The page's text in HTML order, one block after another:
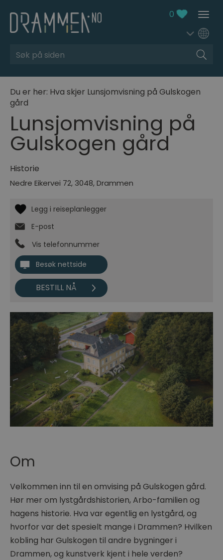
0
Søk
Du er her: Hva skjer Lunsjomvisning på Gulskogen
gård
Lunsjomvisning på
Gulskogen gård
Historie
Nedre Eikervei 72, 3048,Drammen
E-post
Vis telefonnummer
Besøk nettside
Om
Velkommen inn til en omvising på Gulskogen gård.
Hør mer om lystgårdshistorien, Arbo-familien og
hagens historie. Hva var egentlig en lystgård, og
hvorfor var det spesielt mange i Drammen? Hvilken
kobling har Gulskogen til andre bygninger i
Drammen, og kunstverk kjent i hele verden?